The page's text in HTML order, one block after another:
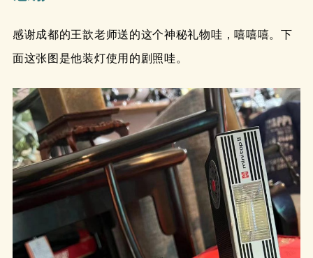
感谢成都的王歆老师送的这个神秘礼物哇，嘻嘻嘻。下
面这张图是他装灯使用的剧照哇。